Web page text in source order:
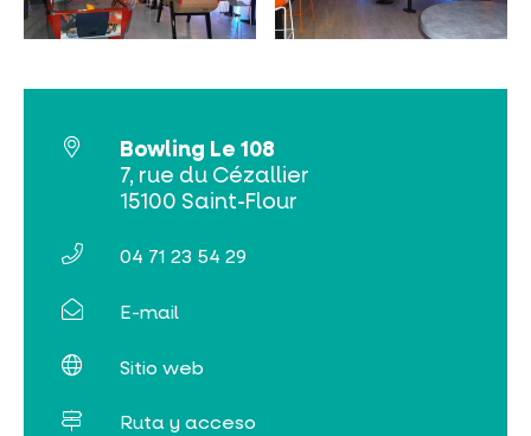
VISITAS Y SABER HACER
Bowling Le 108
7, rue du Cézallier
15100 Saint-Flour
04 71 23 54 29
E-mail
Sitio web
Ruta y acceso